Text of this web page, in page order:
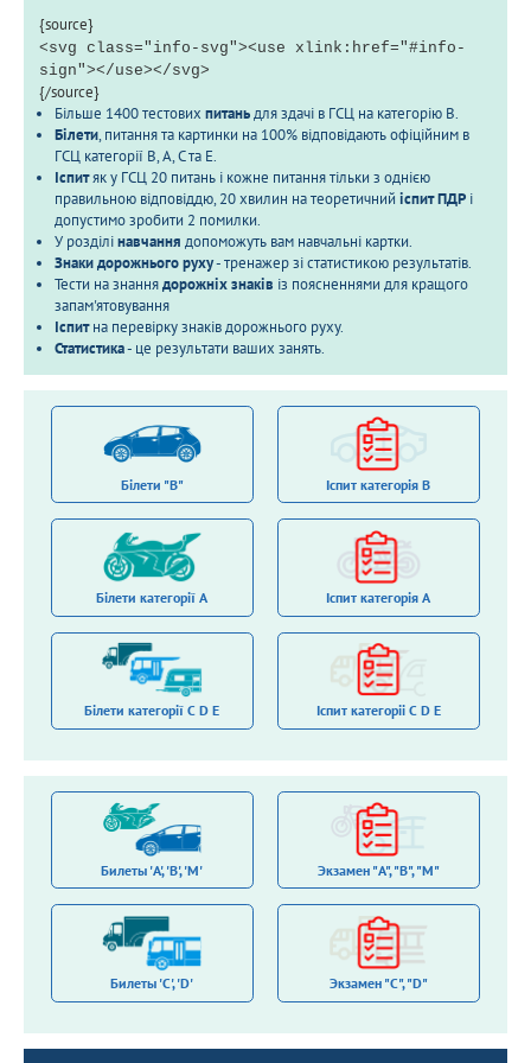
{source}
<svg class="info-svg"><use xlink:href="#info-
sign"></use></svg>
{/source}
Більше 1400 тестових питаньдля здачі в ГСЦ на категорію B.
Білети, питання та картинки на 100% відповідають офіційним в
ГСЦ категорії B, A, C та E.
Іспитяк у ГСЦ 20 питань і кожне питання тільки з однією
правильною відповіддю, 20 хвилин на теоретичний іспит ПДР і
допустимо зробити 2 помилки.
У розділінавчання допоможуть вам навчальні картки.
Знаки дорожнього руху- тренажер зі статистикою результатів.
Тести на знаннядорожніх знаків із поясненнями для кращого
запам'ятовування
Іспитна перевірку знаків дорожнього руху.
Статистика- це результати ваших занять.
Білети "B" Іспит категорія В
Білети категорії A Іспит категорія A
Білети категорії С D E Іспит категоріi С D E
Билеты 'A', 'B', 'M' Экзамен "A", "B", "M"
Билеты 'С', 'D' Экзамен "C", "D"